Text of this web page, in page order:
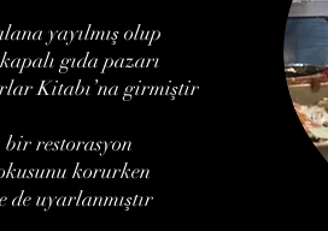
yayılmış olup
gıda pazarı
Kitabı’na girmiştir
bir restorasyon
korurken
de uyarlanmıştır